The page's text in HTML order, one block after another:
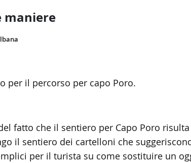
maniere
per il percorso per capo Poro.
fatto che il sentiero per Capo Poro
il sentiero dei cartelloni che
per il turista su come sostituire un